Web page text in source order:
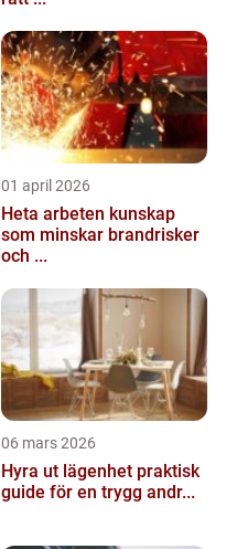
01 april 2026
Heta arbeten kunskap
som minskar brandrisker
och ...
06 mars 2026
Hyra ut lägenhet praktisk
guide för en trygg andr...